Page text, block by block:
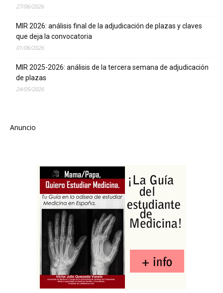
27/06/2026
MIR 2026: análisis final de la adjudicación de plazas y claves
que deja la convocatoria
01/06/2026
MIR 2025-2026: análisis de la tercera semana de adjudicación
de plazas
24/05/2026
Anuncio